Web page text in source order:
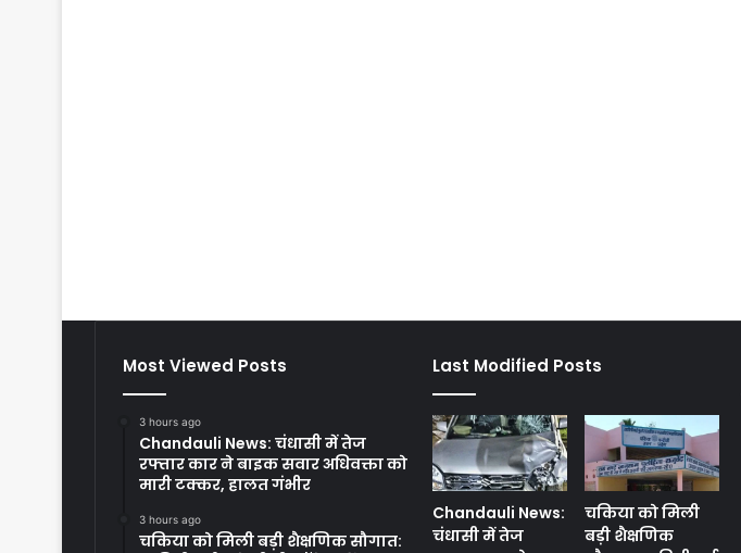
Most Viewed Posts
3 hours ago
Chandauli News: चंधासी में तेज
रफ्तार कार ने बाइक सवार अधिवक्ता को
मारी टक्कर, हालत गंभीर
3 hours ago
चकिया को मिली बड़ी शैक्षणिक सौगात:
Last Modified Posts
Chandauli News:
चंधासी में तेज
चकिया को मिली
बड़ी शैक्षणिक